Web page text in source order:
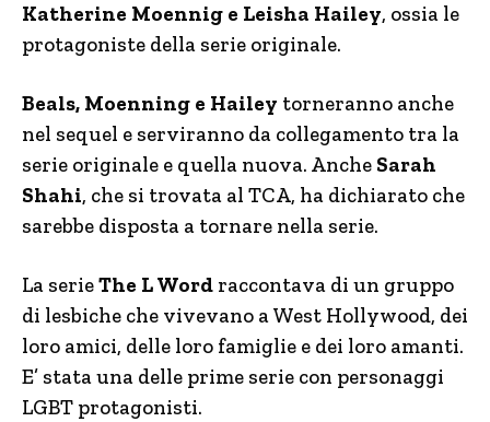
Katherine Moennig e Leisha Hailey, ossia le
protagoniste della serie originale.
Beals, Moenning e Hailey torneranno anche
nel sequel e serviranno da collegamento tra la
serie originale e quella nuova. Anche Sarah
Shahi, che si trovata al TCA, ha dichiarato che
sarebbe disposta a tornare nella serie.
La serieThe L Word raccontava di un gruppo
di lesbiche che vivevano a West Hollywood, dei
loro amici, delle loro famiglie e dei loro amanti.
E’ stata una delle prime serie con personaggi
LGBT protagonisti.